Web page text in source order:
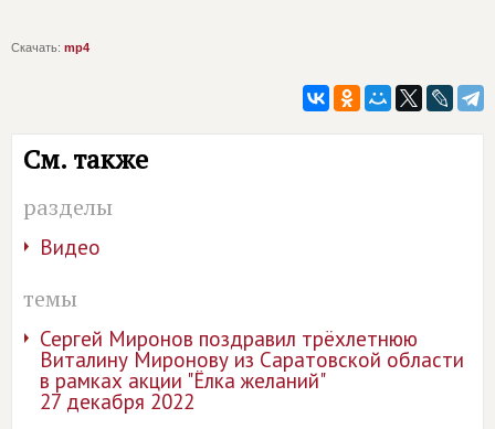
Скачать: mp4
См. также
разделы
Видео
темы
Сергей Миронов поздравил трёхлетнюю
Виталину Миронову из Саратовской области
в рамках акции "Ёлка желаний"
27 декабря 2022